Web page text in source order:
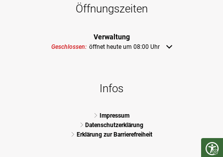
Öffnungszeiten
Verwaltung
Klicken, um weitere Öffnungs- oder Schließzeiten auszublenden
Geschlossen: öffnet heute um 08:00 Uhr
Infos
Impressum
Datenschutzerklärung
Erklärung zur Barrierefreiheit
Seite